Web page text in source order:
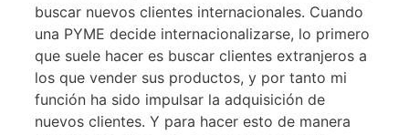
buscar nuevos clientes internacionales. Cuando
una PYME decide internacionalizarse, lo primero
que suele hacer es buscar clientes extranjeros a
los que vender sus productos, y por tanto mi
función ha sido impulsar la adquisición de
nuevos clientes. Y para hacer esto de manera